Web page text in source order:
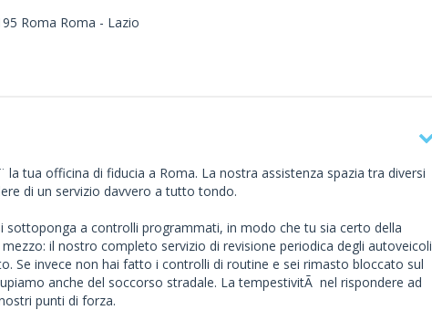
Roma Roma - Lazio
la tua officina di fiducia a Roma. La nostra assistenza spazia tra diversi
di un servizio davvero a tutto tondo.
sottoponga a controlli programmati, in modo che tu sia certo della
il nostro completo servizio di revisione periodica degli autoveicoli
Se invece non hai fatto i controlli di routine e sei rimasto bloccato sul
anche del soccorso stradale. La tempestivitÃ nel rispondere ad
punti di forza.